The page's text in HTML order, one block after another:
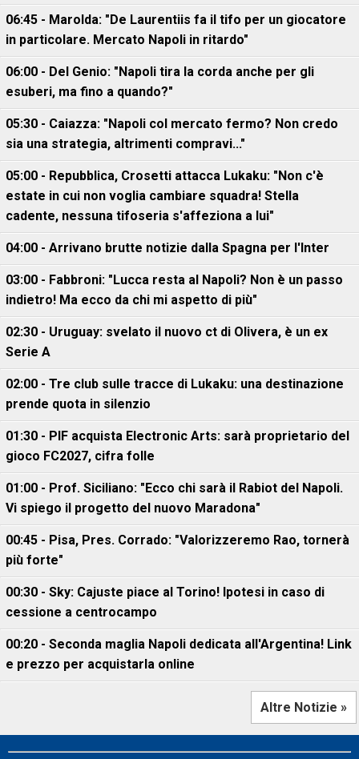
06:45 - Marolda: "De Laurentiis fa il tifo per un giocatore
in particolare. Mercato Napoli in ritardo"
06:00 - Del Genio: "Napoli tira la corda anche per gli
esuberi, ma fino a quando?"
05:30 - Caiazza: "Napoli col mercato fermo? Non credo
sia una strategia, altrimenti compravi..."
05:00 - Repubblica, Crosetti attacca Lukaku: "Non c'è
estate in cui non voglia cambiare squadra! Stella
cadente, nessuna tifoseria s'affeziona a lui"
04:00 - Arrivano brutte notizie dalla Spagna per l'Inter
03:00 - Fabbroni: "Lucca resta al Napoli? Non è un passo
indietro! Ma ecco da chi mi aspetto di più"
02:30 - Uruguay: svelato il nuovo ct di Olivera, è un ex
Serie A
02:00 - Tre club sulle tracce di Lukaku: una destinazione
prende quota in silenzio
01:30 - PIF acquista Electronic Arts: sarà proprietario del
gioco FC2027, cifra folle
01:00 - Prof. Siciliano: "Ecco chi sarà il Rabiot del Napoli.
Vi spiego il progetto del nuovo Maradona"
00:45 - Pisa, Pres. Corrado: "Valorizzeremo Rao, tornerà
più forte"
00:30 - Sky: Cajuste piace al Torino! Ipotesi in caso di
cessione a centrocampo
00:20 - Seconda maglia Napoli dedicata all'Argentina! Link
e prezzo per acquistarla online
Altre Notizie »